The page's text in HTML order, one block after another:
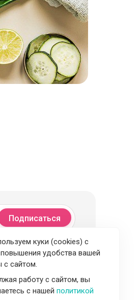
Подписаться
куки (cookies) с
удобства вашей
с сайтом.
работу с сайтом, вы
с нашей политикой